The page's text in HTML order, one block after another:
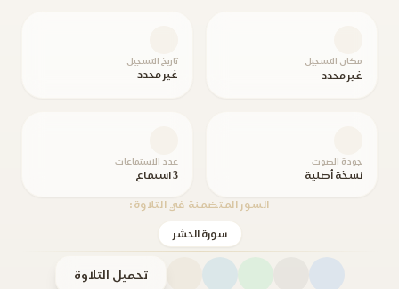
مكان التسجيل
غير محدد
تاريخ التسجيل
غير محدد
جودة الصوت
نسخة أصلية
عدد الاستماعات
3 استماع
السور المتضمنة في التلاوة:
سورة الحشر
تحميل التلاوة